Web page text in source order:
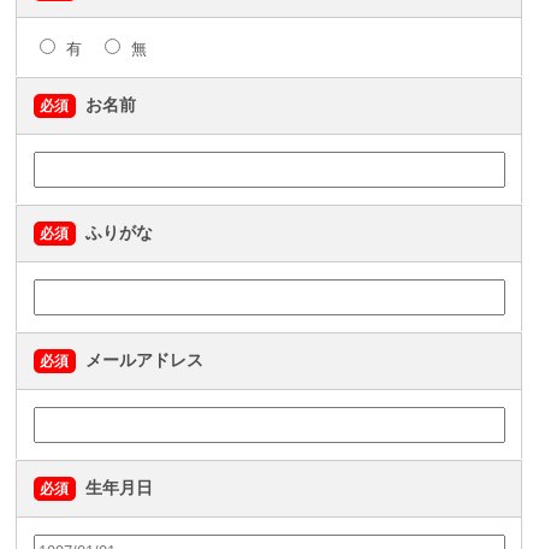
有 無
必須 お名前
必須 ふりがな
必須 メールアドレス
必須 生年月日